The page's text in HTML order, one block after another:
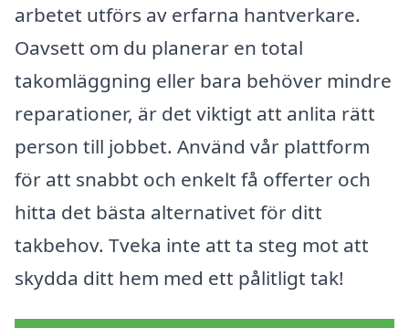
arbetet utförs av erfarna hantverkare.
Oavsett om du planerar en total
takomläggning eller bara behöver mindre
reparationer, är det viktigt att anlita rätt
person till jobbet. Använd vår plattform
för att snabbt och enkelt få offerter och
hitta det bästa alternativet för ditt
takbehov. Tveka inte att ta steg mot att
skydda ditt hem med ett pålitligt tak!